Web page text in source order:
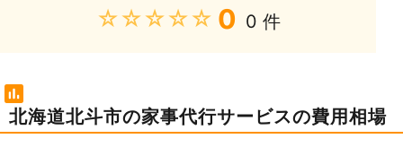
★★★★★ 0 0 件
北海道北斗市の家事代行サービスの費用相場